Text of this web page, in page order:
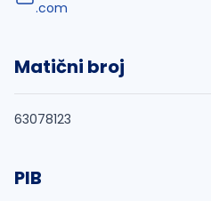
.com
Matični broj
63078123
PIB